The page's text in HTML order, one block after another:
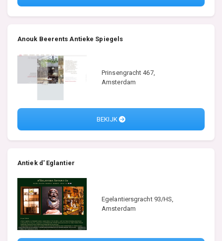
Anouk Beerents Antieke Spiegels
Prinsengracht 467,
Amsterdam
BEKIJK
Antiek d' Eglantier
Egelantiersgracht 93/HS,
Amsterdam